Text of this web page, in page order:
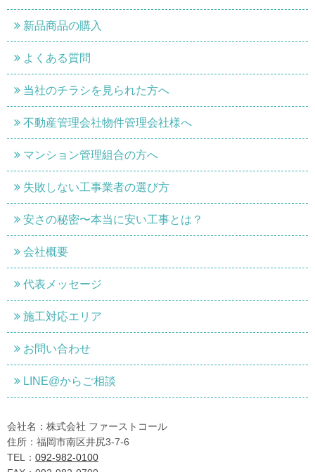
新品商品の購入
よくある質問
当社のチラシを見られた方へ
不動産管理会社物件管理会社様へ
マンション管理組合の方へ
失敗しない工事業者の選び方
安さの秘密〜本当に安い工事とは？
会社概要
代表メッセージ
施工対応エリア
お問い合わせ
LINE@からご相談
会社名：株式会社 ファーストコール
住所：福岡市南区井尻3-7-6
TEL： 092-982-0100